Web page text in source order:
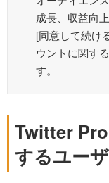
成長、収益向
[同意して続け
ウントに関す
す。
Twitter
するユー